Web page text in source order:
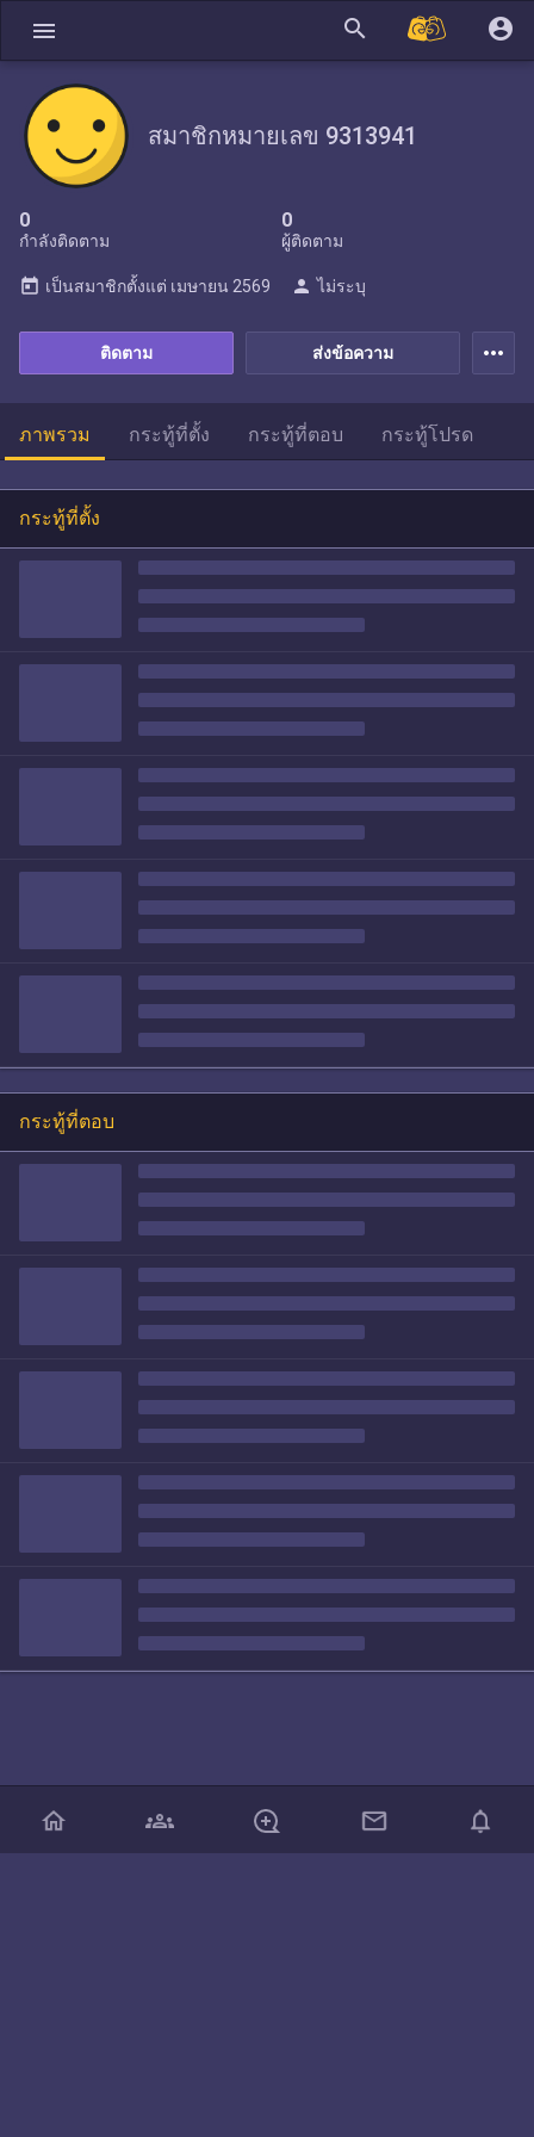
menu search account_circle
สมาชิกหมายเลข 9313941
0
กำลังติดตาม
0
ผู้ติดตาม
ส่งข้อความ
ติดตาม
today เป็นสมาชิกตั้งแต่ เมษายน 2569 person ไม่ระบุ
more_horiz
ภาพรวม กระทู้ที่ตั้ง กระทู้ที่ตอบ กระทู้โปรด
กระทู้ที่ตั้ง
กระทู้ที่ตอบ